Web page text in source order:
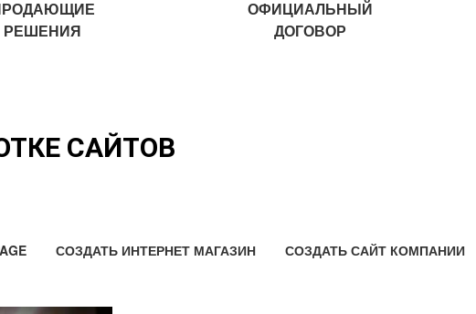
РЕШЕНИЯ
ОФИЦИАЛЬНЫЙ
ДОГОВОР
САЙТОВ
СОЗДАТЬ ИНТЕРНЕТ МАГАЗИН СОЗДАТЬ САЙТ КОМПАНИИ